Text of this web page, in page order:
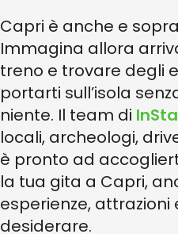
Capri è anche e
Immagina allora
treno e trovare degli
portarti sull’isola
niente. Il team di
locali, archeologi,
è pronto ad
la tua gita a Capri,
esperienze, attrazioni
desiderare.